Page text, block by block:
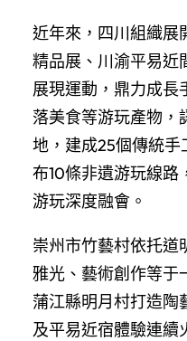
近年來，四川組織展
精品展、川渝平易近
展現運動，鼎力成長
落美食等游玩產物，
地，建成25個傳統
布10條非遺游玩線路
游玩深度融會。
崇州市竹藝村依托道
雅光、藝術創作等于
蒲江縣明月村打造陶
及平易近宿體驗連